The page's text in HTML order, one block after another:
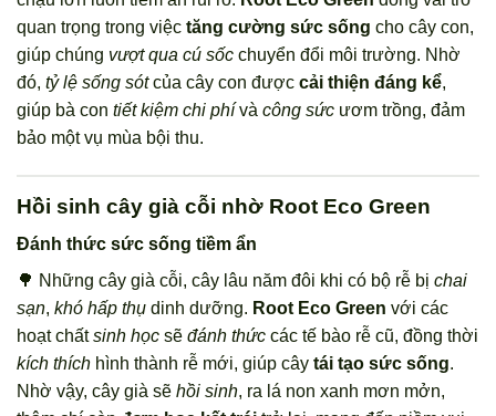
quan trọng trong việc tăng cường sức sống cho cây con,
giúp chúng vượt qua cú sốc chuyển đổi môi trường. Nhờ
đó, tỷ lệ sống sótcủa cây con được cải thiện đáng kể,
giúp bà con tiết kiệm chi phívà công sức ươm trồng, đảm
bảo một vụ mùa bội thu.
Hồi sinh cây già cỗi nhờ Root Eco Green
Đánh thức sức sống tiềm ẩn
🌳 Những cây già cỗi, cây lâu năm đôi khi có bộ rễ bị chai
sạn, khó hấp thụ dinh dưỡng. Root Eco Green với các
hoạt chấtsinh học sẽ đánh thức các tế bào rễ cũ, đồng thời
kích thích hình thành rễ mới, giúp cây tái tạo sức sống.
Nhờ vậy, cây già sẽ hồi sinh, ra lá non xanh mơn mởn,